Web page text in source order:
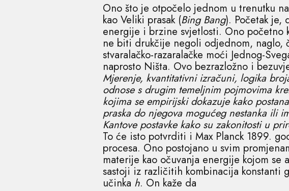
Ono što je otpočelo jednom u trenutku
kao Veliki prasak (Bing Bang). Početak je,
energije i brzine svjetlosti. Ono
ne biti drukčije negoli odjednom, naglo,
stvaralačko-razaralačke moći Jednog-
naprosto Ništa. Ovo bezrazložno i
Mjerenje, kvantitativni izračuni, logika
odnose s drugim temeljnim pojmovima
kojima se empirijski dokazuje kako
praska do njegova mogućeg nestanka ili
Kantove postavke kako su zakonitosti u
To će isto potvrditi i Max Planck 1899.
procesa. Ono postojano u svim
materije kao očuvanja energije kojom se
sastoji iz različitih kombinacija konstanti
učinka h. On kaže da